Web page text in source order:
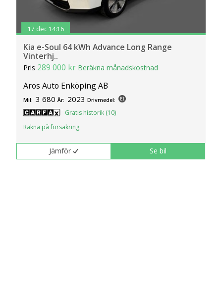
17 dec 14:16
Kia e-Soul 64 kWh Advance Long Range
Vinterhj..
Pris 289 000 kr Beräkna månadskostnad
Aros Auto Enköping AB
Mil: 3 680 År: 2023 Drivmedel:
Gratis historik (10)
Räkna på försäkring
Jämför Se bil